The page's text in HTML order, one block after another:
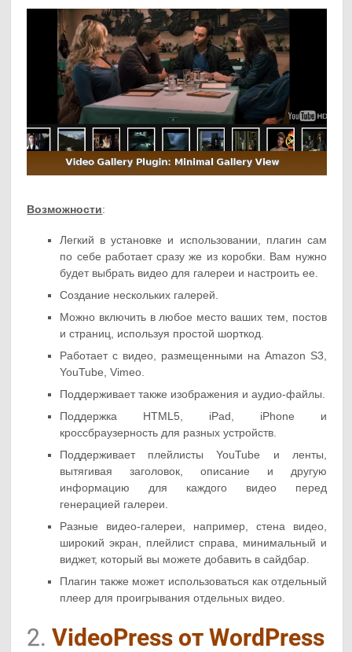
Возможности:
Легкий в установке и использовании, плагин сам
по себе работает сразу же из коробки. Вам нужно
будет выбрать видео для галереи и настроить ее.
Создание нескольких галерей.
Можно включить в любое место ваших тем, постов
и страниц, используя простой шорткод.
Работает с видео, размещенными на Amazon S3,
YouTube, Vimeo.
Поддерживает также изображения и аудио-файлы.
Поддержка HTML5, iPad, iPhone и
кроссбраузерность для разных устройств.
Поддерживает плейлисты YouTube и ленты,
вытягивая заголовок, описание и другую
информацию для каждого видео перед
генерацией галереи.
Разные видео-галереи, например, стена видео,
широкий экран, плейлист справа, минимальный и
виджет, который вы можете добавить в сайдбар.
Плагин также может использоваться как отдельный
плеер для проигрывания отдельных видео.
2. VideoPress от WordPress